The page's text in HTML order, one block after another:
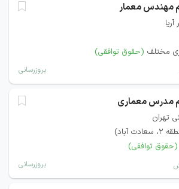
مهندس معمار
مختلف (حقوق توافقی)
بروزرسانی
مدرس معماری
تهران
آباد)
(حقوق توافقی)
بروزرسانی